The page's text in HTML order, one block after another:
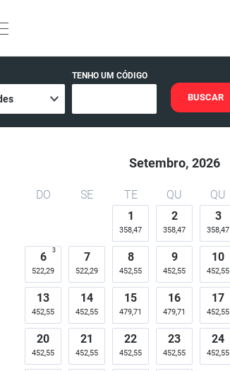
TENHO UM CÓDIGO
BUSCAR
Setembro, 2026
DO SE TE QU QU
1
358,47
2
358,47
3
358,47
6
522,29
3 7
522,29
8
452,55
9
452,55
10
452,55
13
452,55
14
452,55
15
479,71
16
479,71
17
452,55
20
452,55
21
452,55
22
452,55
23
452,55
24
452,55